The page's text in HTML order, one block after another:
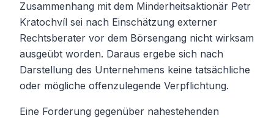
Zusammenhang mit dem Minderheitsaktionär Petr
Kratochvíl sei nach Einschätzung externer
Rechtsberater vor dem Börsengang nicht wirksam
ausgeübt worden. Daraus ergebe sich nach
Darstellung des Unternehmens keine tatsächliche
oder mögliche offenzulegende Verpflichtung.
Eine Forderung gegenüber nahestehenden